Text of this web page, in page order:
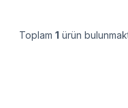
Toplam 1 ürün